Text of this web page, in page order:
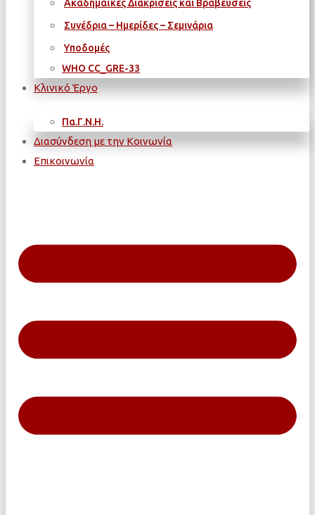
Ακαδημαϊκές Διακρίσεις και Βραβεύσεις
Συνέδρια – Ημερίδες – Σεμινάρια
Υποδομές
WΗΟ CC_GRE-33
Κλινικό Έργο
Πα.Γ.Ν.Η.
Διασύνδεση με την Κοινωνία
Επικοινωνία